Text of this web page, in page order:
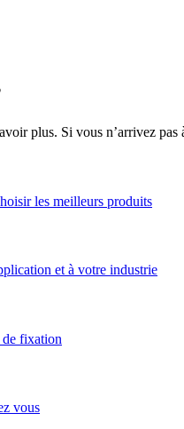
plus. Si vous n’arrivez
les meilleurs produits
et à votre industrie
de fixation
vous